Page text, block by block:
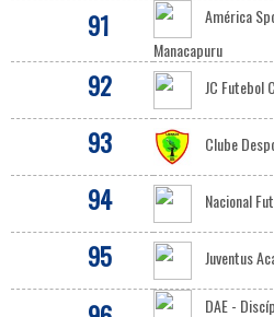
91
América
Manacapuru
92
JC Futebol
93
Clube
94
Nacional
95
Juventus
DAE -